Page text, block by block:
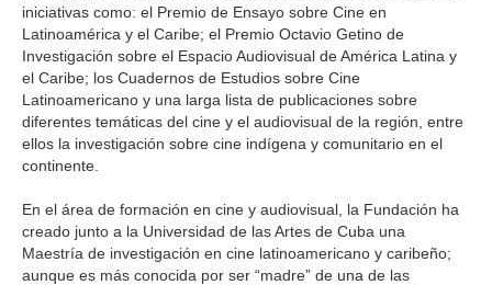
iniciativas como: el Premio de Ensayo sobre Cine en
Latinoamérica y el Caribe; el Premio Octavio Getino de
Investigación sobre el Espacio Audiovisual de América Latina y
el Caribe; los Cuadernos de Estudios sobre Cine
Latinoamericano y una larga lista de publicaciones sobre
diferentes temáticas del cine y el audiovisual de la región, entre
ellos la investigación sobre cine indígena y comunitario en el
continente.
En el área de formación en cine y audiovisual, la Fundación ha
creado junto a la Universidad de las Artes de Cuba una
Maestría de investigación en cine latinoamericano y caribeño;
aunque es más conocida por ser “madre” de una de las